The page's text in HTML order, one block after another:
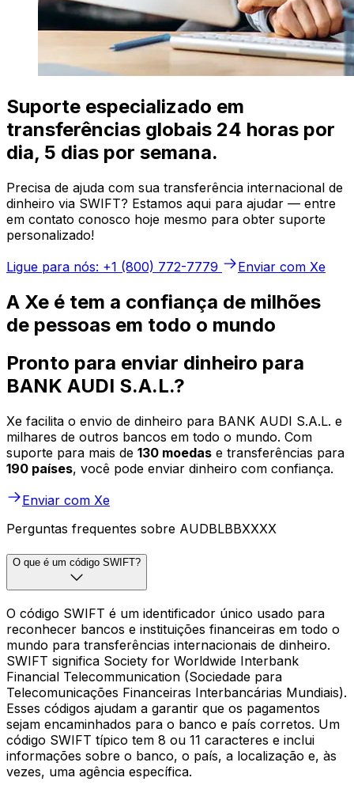
Suporte especializado em
transferências globais 24 horas por
dia, 5 dias por semana.
Precisa de ajuda com sua transferência internacional de
dinheiro via SWIFT? Estamos aqui para ajudar — entre
em contato conosco hoje mesmo para obter suporte
personalizado!
Ligue para nós: +1 (800) 772-7779
Enviar com Xe
A Xe é tem a confiança de milhões
de pessoas em todo o mundo
Pronto para enviar dinheiro para
BANK AUDI S.A.L.?
Xe facilita o envio de dinheiro para BANK AUDI S.A.L. e
milhares de outros bancos em todo o mundo. Com
suporte para mais de 130 moedas e transferências para
190 países, você pode enviar dinheiro com confiança.
Enviar com Xe
Perguntas frequentes sobre AUDBLBBXXXX
O que é um código SWIFT?
O código SWIFT é um identificador único usado para
reconhecer bancos e instituições financeiras em todo o
mundo para transferências internacionais de dinheiro.
SWIFT significa Society for Worldwide Interbank
Financial Telecommunication (Sociedade para
Telecomunicações Financeiras Interbancárias Mundiais).
Esses códigos ajudam a garantir que os pagamentos
sejam encaminhados para o banco e país corretos. Um
código SWIFT típico tem 8 ou 11 caracteres e inclui
informações sobre o banco, o país, a localização e, às
vezes, uma agência específica.